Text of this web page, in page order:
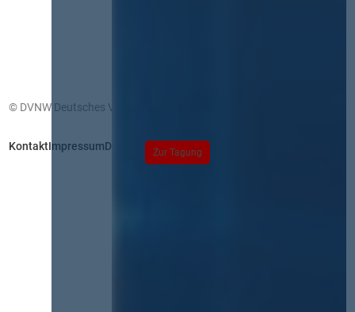
Zur Tagung
© DVNW Deutsches Vergabenetzwerk GmbH
KontaktImpressumDatenschutz